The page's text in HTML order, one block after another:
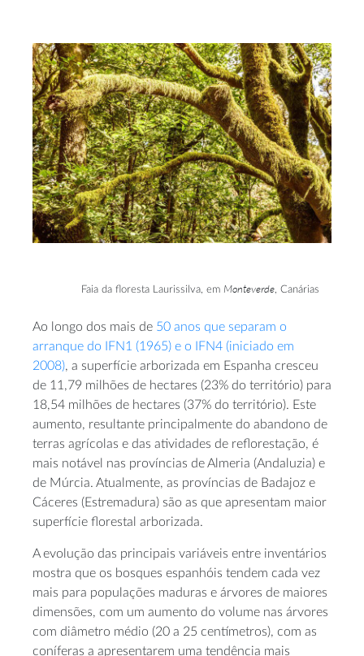
Faia da floresta Laurissilva, em Monteverde , Canárias
Ao longo dos mais de 50 anos que separam o
arranque do IFN1 (1965) e o IFN4 (iniciado em
2008), a superfície arborizada em Espanha cresceu
de 11,79 milhões de hectares (23% do território) para
18,54 milhões de hectares (37% do território). Este
aumento, resultante principalmente do abandono de
terras agrícolas e das atividades de reflorestação, é
mais notável nas províncias de Almeria (Andaluzia) e
de Múrcia. Atualmente, as províncias de Badajoz e
Cáceres (Estremadura) são as que apresentam maior
superfície florestal arborizada.
A evolução das principais variáveis entre inventários
mostra que os bosques espanhóis tendem cada vez
mais para populações maduras e árvores de maiores
dimensões, com um aumento do volume nas árvores
com diâmetro médio (20 a 25 centímetros), com as
coníferas a apresentarem uma tendência mais